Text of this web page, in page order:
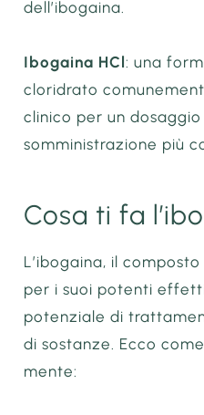
dell’ibogaina.
Ibogaina HCl: una
cloridrato
clinico per un dosaggio
somministrazione più
Cosa ti fa
L’ibogaina, il
per i suoi potenti
potenziale di
di sostanze. Ecco
mente: